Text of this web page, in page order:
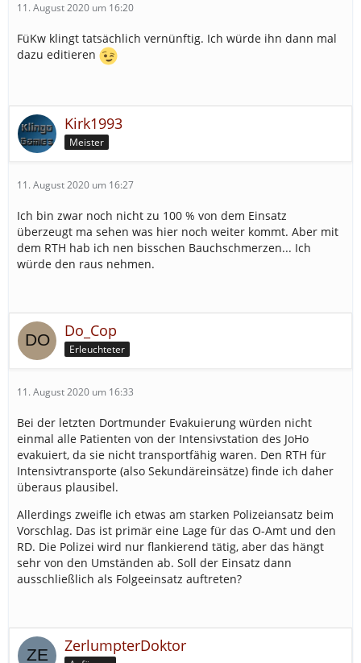
11. August 2020 um 16:20
FüKw klingt tatsächlich vernünftig. Ich würde ihn dann mal
dazu editieren
Kirk1993
Meister
11. August 2020 um 16:27
Ich bin zwar noch nicht zu 100 % von dem Einsatz
überzeugt ma sehen was hier noch weiter kommt. Aber mit
dem RTH hab ich nen bisschen Bauchschmerzen... Ich
würde den raus nehmen.
Do_Cop
Erleuchteter
11. August 2020 um 16:33
Bei der letzten Dortmunder Evakuierung würden nicht
einmal alle Patienten von der Intensivstation des JoHo
evakuiert, da sie nicht transportfähig waren. Den RTH für
Intensivtransporte (also Sekundäreinsätze) finde ich daher
überaus plausibel.
Allerdings zweifle ich etwas am starken Polizeiansatz beim
Vorschlag. Das ist primär eine Lage für das O-Amt und den
RD. Die Polizei wird nur flankierend tätig, aber das hängt
sehr von den Umständen ab. Soll der Einsatz dann
ausschließlich als Folgeeinsatz auftreten?
ZerlumpterDoktor